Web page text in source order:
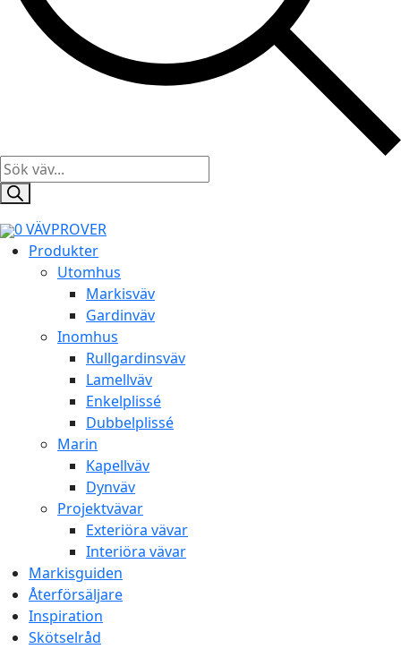
Products
search
0VÄVPROVER
Produkter
Utomhus
Markisväv
Gardinväv
Inomhus
Rullgardinsväv
Lamellväv
Enkelplissé
Dubbelplissé
Marin
Kapellväv
Dynväv
Projektvävar
Exteriöra vävar
Interiöra vävar
Markisguiden
Återförsäljare
Inspiration
Skötselråd